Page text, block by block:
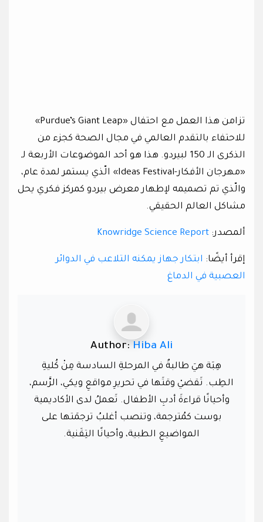
تزامن هذا العمل مع احتفال «Purdue’s Giant Leap»
للاحتفاء بالتقدم العالمي في مجال الصحة كجزء من
الذكرى الـ 150 لبيردو. هذا هو أحد الموضوعات الأربعة لـ
«مهرجان الأفكار-Ideas Festival» الّذي يستمر لمدة عام،
والّذي تم تصميمه لإطهار معرض بيردو كمركز فكري يحل
مشاكل العالم الحقيقي.
ألمصدر: Knowridge Science Report
إقرأ أيضًا: ابتكار جهاز يمكنه التلاعب في الدوائر
العصبية في الدماغ
Author: Hiba Ali
هِبَة هيَ طالبةٌ في المرحلةِ السادسة مِنْ كُليةِ
الطِب. تَقضيْ وقتَها في تحريرِ مواقعِ ويكي، الرَّسم،
وأحيانًا قراءةَ أدبِ الأطفال. تَعملُ لدى الأكاديمية
بوست كمُترجمة، وتنصب أغلبُ ترجمَتها على
المواضيعِ الطبية، وأحيانًا التِقَنية.